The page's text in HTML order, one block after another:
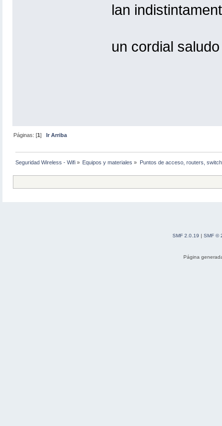
lan
un cordial saludo
Páginas: [1]Ir Arriba
Seguridad Wireless - Wifi » Equipos y materiales » Puntos de acceso, routers,
SMF 2.0.19 | SMF ©
Página